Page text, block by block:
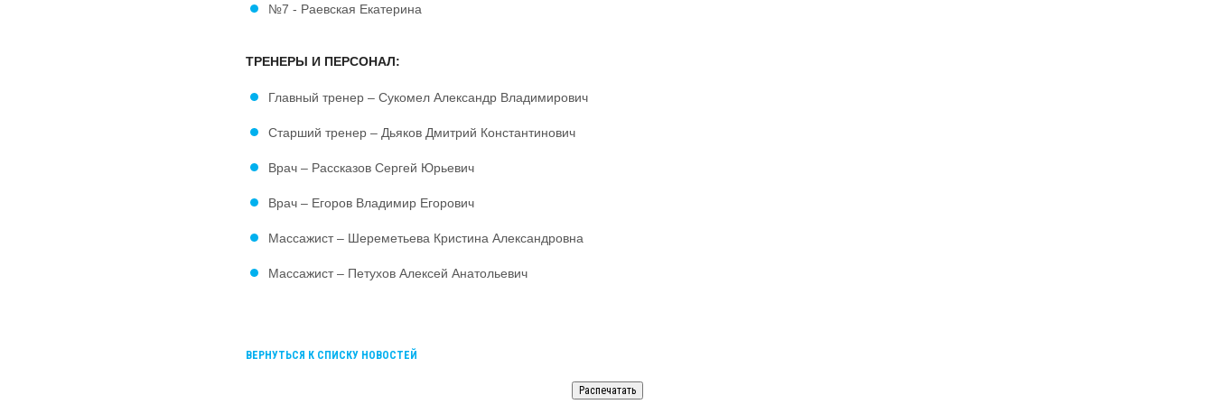
№7 - Раевская Екатерина
ТРЕНЕРЫ И ПЕРСОНАЛ:
Главный тренер – Сукомел Александр Владимирович
Старший тренер – Дьяков Дмитрий Константинович
Врач – Рассказов Сергей Юрьевич
Врач – Егоров Владимир Егорович
Массажист – Шереметьева Кристина Александровна
Массажист – Петухов Алексей Анатольевич
ВЕРНУТЬСЯ К СПИСКУ НОВОСТЕЙ